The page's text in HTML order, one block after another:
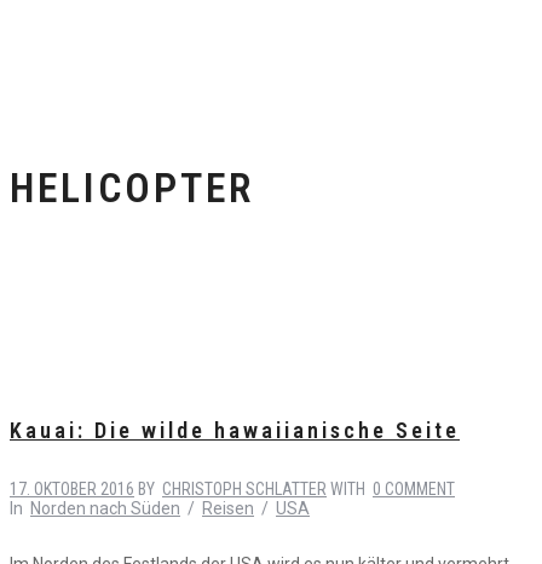
HELICOPTER
Kauai: Die wilde hawaiianische Seite
17. OKTOBER 2016 BY CHRISTOPH SCHLATTER WITH 0 COMMENT
In Norden nach Süden / Reisen / USA